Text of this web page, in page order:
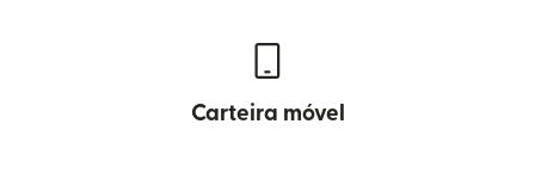
Carteira móvel